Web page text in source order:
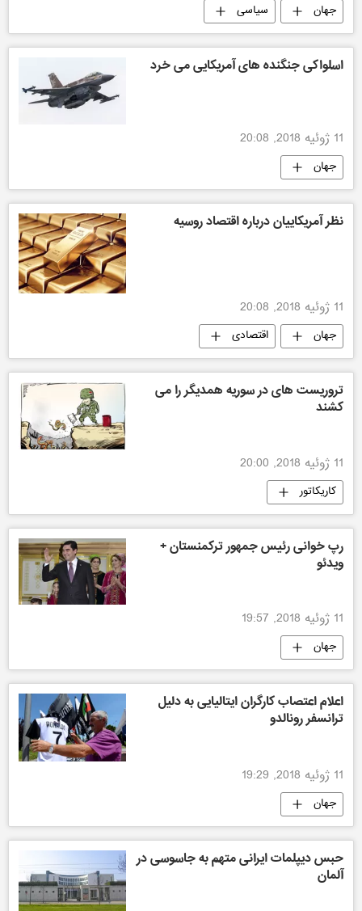
جهان سیاسی
اسلواکی جنگنده های آمریکایی می خرد
11 ژوئیه 2018, 20:08
جهان
نظر آمریکاییان درباره اقتصاد روسیه
11 ژوئیه 2018, 20:08
جهان اقتصادی
تروریست های در سوریه همدیگر را می
کشند
11 ژوئیه 2018, 20:00
کاریکاتور
رپ خوانی رئیس جمهور ترکمنستان +
ویدئو
11 ژوئیه 2018, 19:57
جهان
اعلام اعتصاب کارگران ایتالیایی به دلیل
ترانسفر رونالدو
11 ژوئیه 2018, 19:29
جهان
حبس دیپلمات ایرانی متهم به جاسوسی در
آلمان